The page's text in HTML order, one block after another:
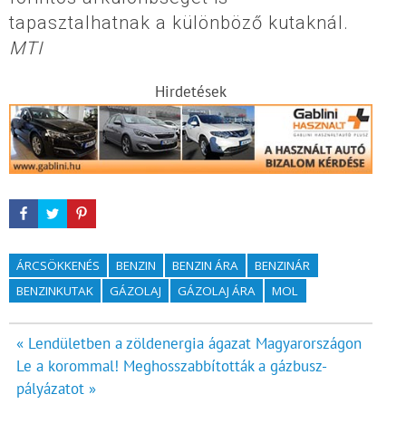
tapasztalhatnak a különböző kutaknál.
MTI
Hirdetések
ÁRCSÖKKENÉS BENZIN BENZIN ÁRA
BENZINÁR
BENZINKUTAK
GÁZOLAJ GÁZOLAJ ÁRA MOL
Bejegyzés
navigáció
« Lendületben a zöldenergia ágazat Magyarországon
Le a korommal! Meghosszabbították a gázbusz-
pályázatot »